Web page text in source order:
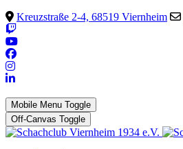
Kreuzstraße 2-4, 68519 Viernheim
Mobile Menu Toggle
Off-Canvas Toggle